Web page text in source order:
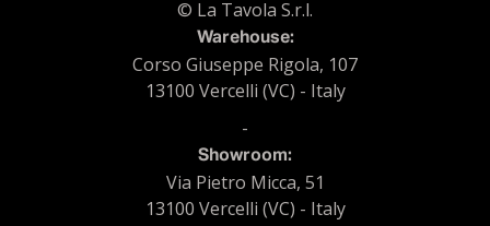
© La Tavola S.r.l.
Warehouse:
Corso Giuseppe Rigola, 107
13100 Vercelli (VC) - Italy
-
Showroom:
Via Pietro Micca, 51
13100 Vercelli (VC) - Italy